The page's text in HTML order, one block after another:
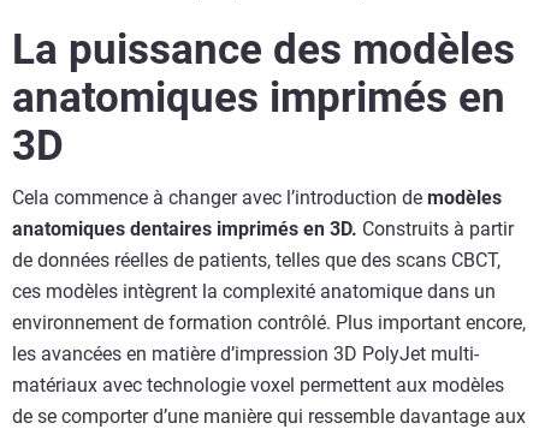
La puissance des modèles
anatomiques imprimés en
3D
Cela commence à changer avec l’introduction de modèles
anatomiques dentaires imprimés en 3D. Construits à partir
de données réelles de patients, telles que des scans CBCT,
ces modèles intègrent la complexité anatomique dans un
environnement de formation contrôlé. Plus important encore,
les avancées en matière d’impression 3D PolyJet multi-
matériaux avec technologie voxel permettent aux modèles
de se comporter d’une manière qui ressemble davantage aux